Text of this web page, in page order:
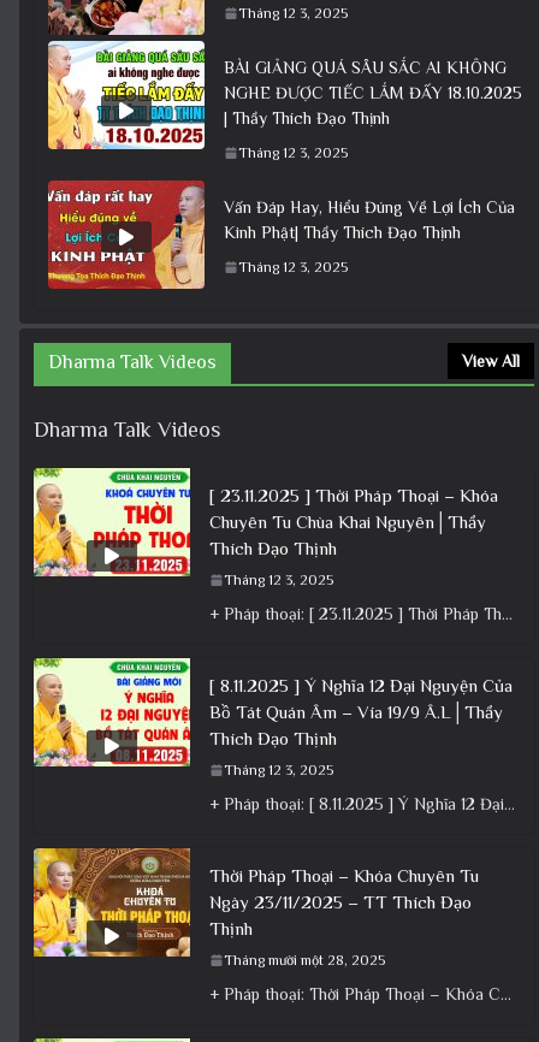
Tháng 12 3, 2025
BÀI GIẢNG QUÁ SÂU SẮC AI KHÔNG
NGHE ĐƯỢC TIẾC LẮM ĐẤY 18.10.2025
| Thầy Thích Đạo Thịnh
Tháng 12 3, 2025
Vấn Đáp Hay, Hiểu Đúng Về Lợi Ích Của
Kinh Phật| Thầy Thích Đạo Thịnh
Tháng 12 3, 2025
Dharma Talk Videos View All
Dharma Talk Videos
[ 23.11.2025 ] Thời Pháp Thoại – Khóa
Chuyên Tu Chùa Khai Nguyên│Thầy
Thích Đạo Thịnh
Tháng 12 3, 2025
+ Pháp thoại: [ 23.11.2025 ] Thời Pháp Thoại – Khóa Chuyên Tu Chùa Khai Nguyên│Thầy Thích Đạo Thịnh +
[ 8.11.2025 ] Ý Nghĩa 12 Đại Nguyện Của
Bồ Tát Quán Âm – Vía 19/9 Â.L│Thầy
Thích Đạo Thịnh
Tháng 12 3, 2025
+ Pháp thoại: [ 8.11.2025 ] Ý Nghĩa 12 Đại Nguyện Của Bồ Tát Quán Âm – Vía 19/9 Â.L│Thầy
Thời Pháp Thoại – Khóa Chuyên Tu
Ngày 23/11/2025 – TT Thích Đạo
Thịnh
Tháng mười một 28, 2025
+ Pháp thoại: Thời Pháp Thoại – Khóa Chuyên Tu Ngày 23/11/2025 – TT Thích Đạo Thịnh + Album: Pháp